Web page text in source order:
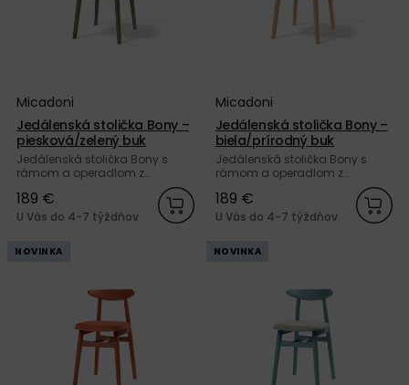
Micadoni
Jedálenská stolička Bony –
piesková/zelený buk
Jedálenská stolička Bony s
rámom a operadlom z
masívneho buku zelenej farby
a so sedákom čalúneným
štruktúrovanou tkaninou
pieskovej farby od značky
189 €
U Vás do 4-7 týždňov
Micadoni
Jedálenská stolička Bony –
biela/prírodný buk
Jedálenská stolička Bony s
rámom a operadlom z
masívneho buku v prírodnej
farbe a so sedákom
čalúneným bielou
štruktúrovanou tkaninou od
189 €
U Vás do 4-7 týždňov
NOVINKA NOVINKA